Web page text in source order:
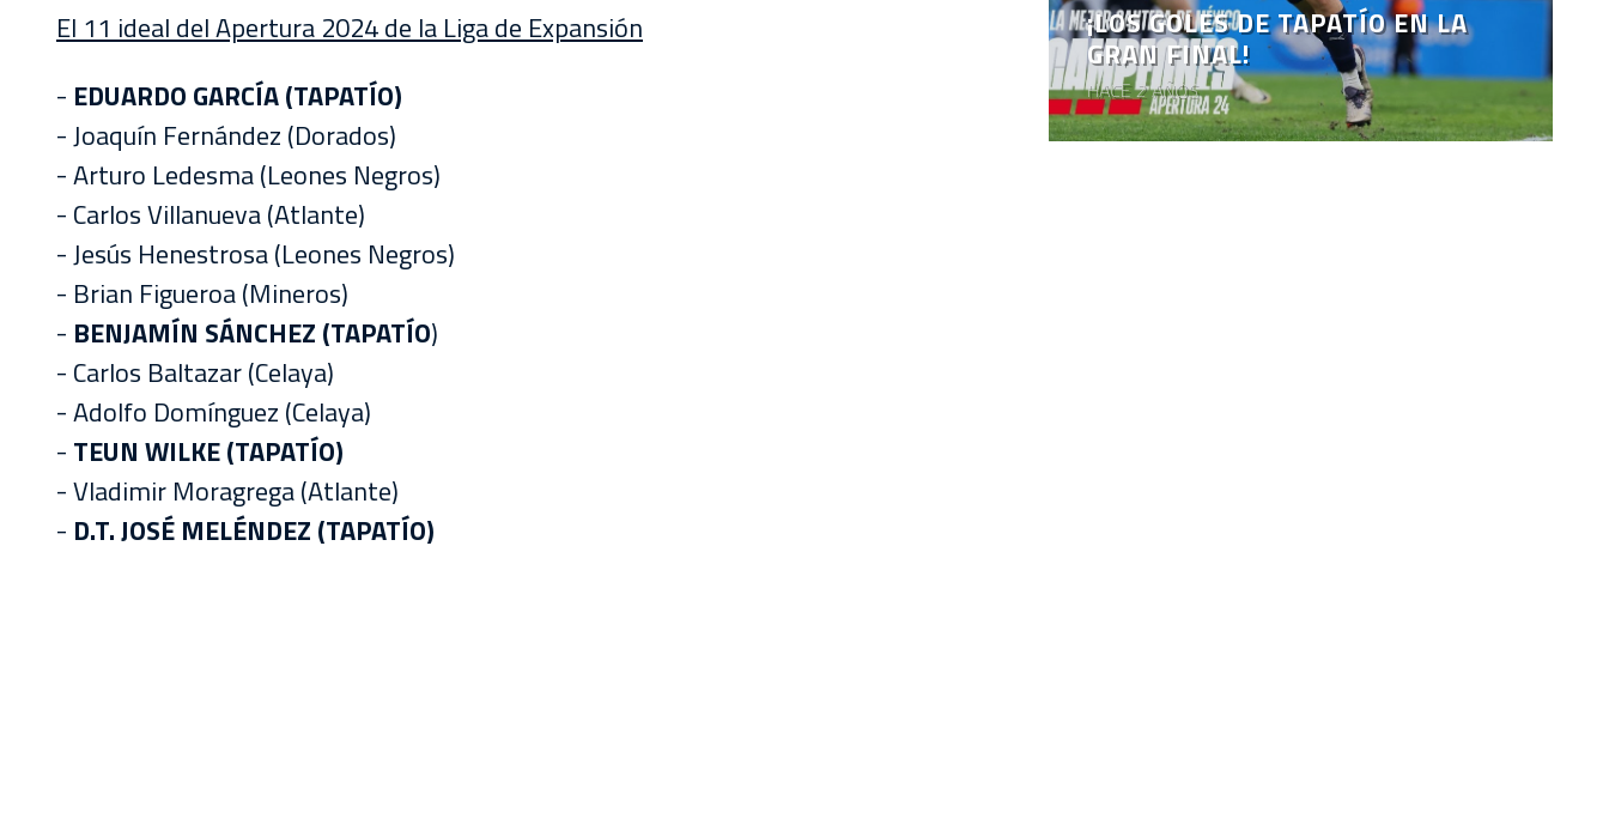
El 11 ideal del Apertura 2024 de la Liga de Expansión
- EDUARDO GARCÍA (TAPATÍO)
- Joaquín Fernández (Dorados)
- Arturo Ledesma (Leones Negros)
- Carlos Villanueva (Atlante)
- Jesús Henestrosa (Leones Negros)
- Brian Figueroa (Mineros)
- BENJAMÍN SÁNCHEZ (TAPATÍO)
- Carlos Baltazar (Celaya)
- Adolfo Domínguez (Celaya)
- TEUN WILKE (TAPATÍO)
- Vladimir Moragrega (Atlante)
- D.T. JOSÉ MELÉNDEZ (TAPATÍO)
¡LOS GOLES DE TAPATÍO EN LA
GRAN FINAL!
HACE 2 AÑOS